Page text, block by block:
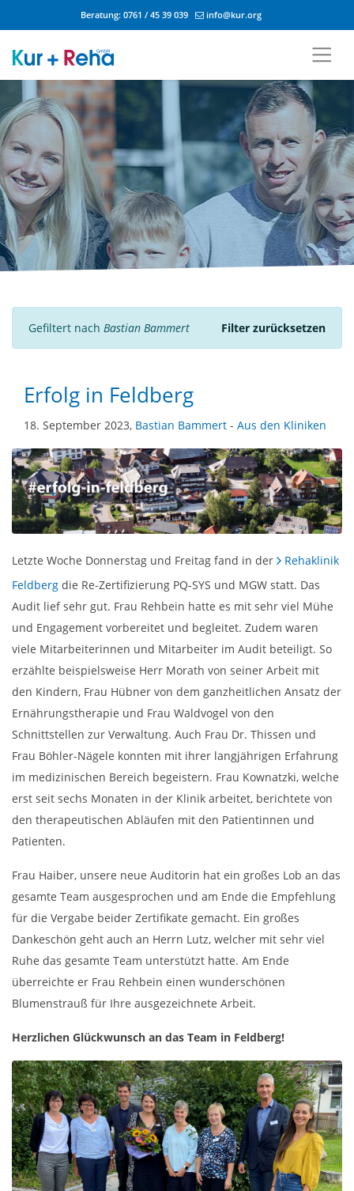
Beratung: 0761 / 45 39 039 info@kur.org
Gefiltert nach Bastian Bammert Filter zurücksetzen
Erfolg in Feldberg
18. September 2023, Bastian Bammert - Aus den Kliniken
Letzte Woche Donnerstag und Freitag fand in der
Rehaklinik
Feldberg die Re-Zertifizierung PQ-SYS und MGW statt. Das
Audit lief sehr gut. Frau Rehbein hatte es mit sehr viel Mühe
und Engagement vorbereitet und begleitet. Zudem waren
viele Mitarbeiterinnen und Mitarbeiter im Audit beteiligt. So
erzählte beispielsweise Herr Morath von seiner Arbeit mit
den Kindern, Frau Hübner von dem ganzheitlichen Ansatz der
Ernährungstherapie und Frau Waldvogel von den
Schnittstellen zur Verwaltung. Auch Frau Dr. Thissen und
Frau Böhler-Nägele konnten mit ihrer langjährigen Erfahrung
im medizinischen Bereich begeistern. Frau Kownatzki, welche
erst seit sechs Monaten in der Klinik arbeitet, berichtete von
den therapeutischen Abläufen mit den Patientinnen und
Patienten.
Frau Haiber, unsere neue Auditorin hat ein großes Lob an das
gesamte Team ausgesprochen und am Ende die Empfehlung
für die Vergabe beider Zertifikate gemacht. Ein großes
Dankeschön geht auch an Herrn Lutz, welcher mit sehr viel
Ruhe das gesamte Team unterstützt hatte. Am Ende
überreichte er Frau Rehbein einen wunderschönen
Blumenstrauß für Ihre ausgezeichnete Arbeit.
Herzlichen Glückwunsch an das Team in Feldberg!